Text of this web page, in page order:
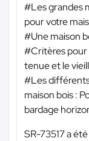
#Les grandes
pour votre
#Une maison
#Critères pour
tenue et le
#Les
maison bois :
bardage
SR-73517 a